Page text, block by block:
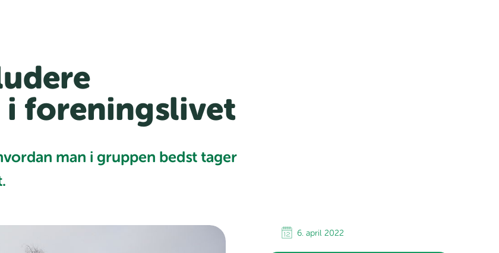
foreningslivet
man i gruppen bedst tager
6. april 2022